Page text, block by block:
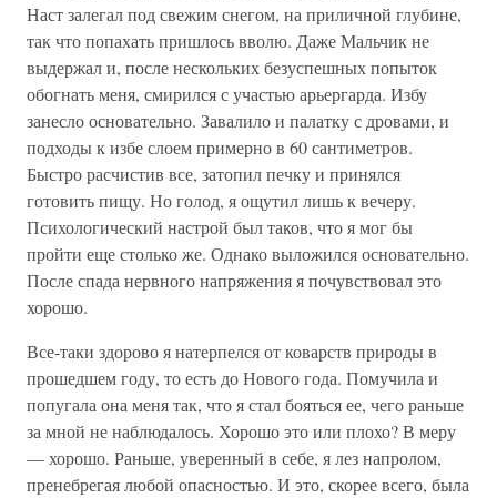
Наст залегал под свежим снегом, на приличной глубине,
так что попахать пришлось вволю. Даже Мальчик не
выдержал и, после нескольких безуспешных попыток
обогнать меня, смирился с участью арьергарда. Избу
занесло основательно. Завалило и палатку с дровами, и
подходы к избе слоем примерно в 60 сантиметров.
Быстро расчистив все, затопил печку и принялся
готовить пищу. Но голод, я ощутил лишь к вечеру.
Психологический настрой был таков, что я мог бы
пройти еще столько же. Однако выложился основательно.
После спада нервного напряжения я почувствовал это
хорошо.
Все-таки здорово я натерпелся от коварств природы в
прошедшем году, то есть до Нового года. Помучила и
попугала она меня так, что я стал бояться ее, чего раньше
за мной не наблюдалось. Хорошо это или плохо? В меру
— хорошо. Раньше, уверенный в себе, я лез напролом,
пренебрегая любой опасностью. И это, скорее всего, была